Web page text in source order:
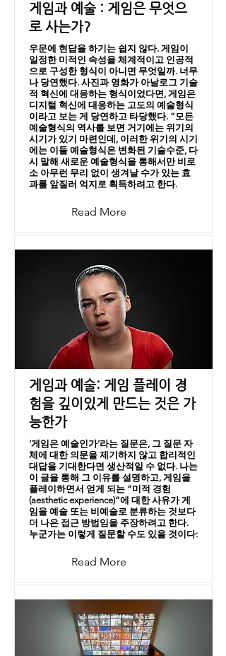
게임과 예술 : 게임은 무엇으
로 사는가?
우문에 현답을 하기는 쉽지 않다. 게임이
일정한 미적인 속성을 체계적이고 인공적
으로 구성한 형식이 아니면 무엇일까. 너무
나 당연했다. 사진과 영화가 아날로그 기술
적 혁신에 대응하는 형식이었다면, 게임은
디지털 혁신에 대응하는 고도의 예술형식
이라고 보는 게 당연하고 타당했다. “모든
예술형식의 역사를 보면 거기에는 위기의
시기가 있기 마련인데, 이러한 위기의 시기
에는 이들 예술형식은 변화된 기술수준, 다
시 말해 새로운 예술형식을 통해서만 비로
소 아무런 무리 없이 생겨날 수가 있는 효
과를 앞질러 억지로 획득하려고 한다.
Read More
게임과 예술: 게임 플레이 경
험을 깊이있게 만드는 것은 가
능한가
‘게임은 예술인가’라는 질문은, 그 질문 자
체에 대한 의문을 제기하지 않고 합리적인
대답을 기대한다면 생산적일 수 없다. 나는
이 글을 통해 그 이유를 설명하고, 게임을
플레이하면서 얻게 되는 “미적 경험
(aesthetic experience)”에 대한 사유가 게
임을 예술 또는 비예술로 분류하는 것보다
더 나은 접근 방법임을 주장하려고 한다.
누군가는 이렇게 질문할 수도 있을 것이다:
Read More